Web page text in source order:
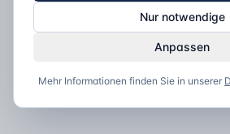
Nur notwendige
Anpassen
Mehr Informationen finden Sie in unserer